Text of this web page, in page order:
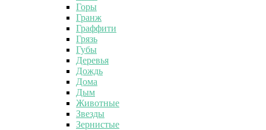
Горы
Гранж
Граффити
Грязь
Губы
Деревья
Дождь
Дома
Дым
Животные
Звезды
Зернистые